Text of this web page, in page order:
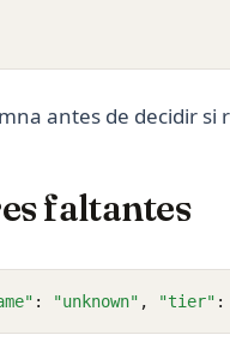
antes de decidir si
faltantes
: "unknown" , "tier" :